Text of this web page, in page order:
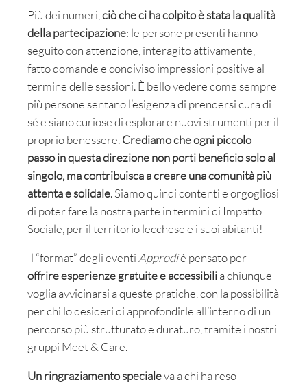
Più dei numeri,ciò che ci ha colpito è stata la qualità
della partecipazione: le persone presenti hanno
seguito con attenzione, interagito attivamente,
fatto domande e condiviso impressioni positive al
termine delle sessioni. È bello vedere come sempre
più persone sentano l’esigenza di prendersi cura di
sé e siano curiose di esplorare nuovi strumenti per il
proprio benessere.Crediamo che ogni piccolo
passo in questa direzione non porti beneficio solo al
singolo, ma contribuisca a creare una comunità più
attenta e solidale. Siamo quindi contenti e orgogliosi
di poter fare la nostra parte in termini di Impatto
Sociale, per il territorio lecchese e i suoi abitanti!
Il “format” degli eventiApprodiè pensato per
offrire esperienze gratuite e accessibilia chiunque
voglia avvicinarsi a queste pratiche, con la possibilità
per chi lo desideri di approfondirle all’interno di un
percorso più strutturato e duraturo, tramite i nostri
gruppi Meet & Care.
Un ringraziamento specialeva a chi ha reso